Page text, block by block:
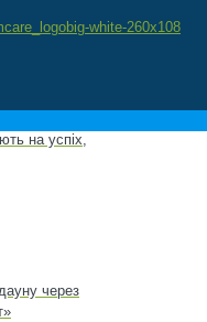
на успіх,
через